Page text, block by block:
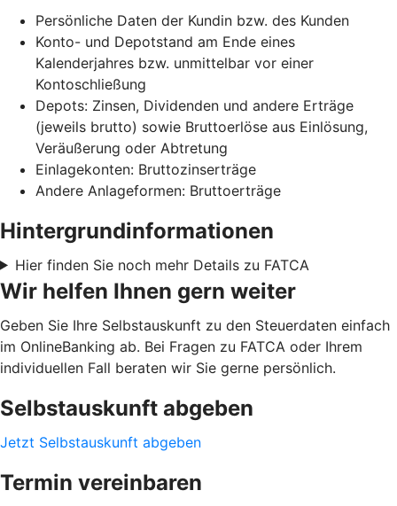
Persönliche Daten der Kundin bzw. des Kunden
Konto- und Depotstand am Ende eines
Kalenderjahres bzw. unmittelbar vor einer
Kontoschließung
Depots: Zinsen, Dividenden und andere Erträge
(jeweils brutto) sowie Bruttoerlöse aus Einlösung,
Veräußerung oder Abtretung
Einlagekonten: Bruttozinserträge
Andere Anlageformen: Bruttoerträge
Hintergrundinformationen
Hier finden Sie noch mehr Details zu FATCA
Wir helfen Ihnen gern weiter
Geben Sie Ihre Selbstauskunft zu den Steuerdaten einfach
im OnlineBanking ab. Bei Fragen zu FATCA oder Ihrem
individuellen Fall beraten wir Sie gerne persönlich.
Selbstauskunft abgeben
Jetzt Selbstauskunft abgeben
Termin vereinbaren